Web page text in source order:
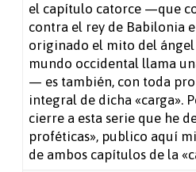
Babilonia
que
vio
Isaías
hijo
de
el capítulo catorce —que
contra el rey de Babilonia
originado el mito del
mundo occidental llama
— es también, con toda
integral de dicha «carga».
cierre a esta serie que he
proféticas», publico aquí
de ambos capítulos de la